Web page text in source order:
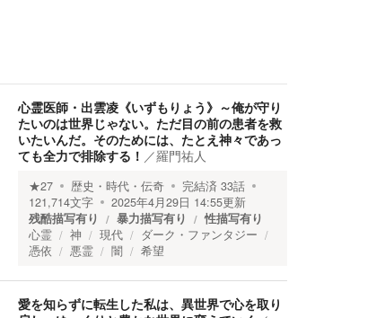
心霊医師・出雲凌《いずもりょう》～俺が守り
たいのは世界じゃない。ただ目の前の患者を救
いたいんだ。そのためには、たとえ神々であっ
ても全力で排除する！ ／羅門祐人
★27 歴史・時代・伝奇 完結済 33話
121,714文字 2025年4月29日 14:55更新
残酷描写有り
暴力描写有り
性描写有り
心霊
神 現代
ダーク・ファンタジー
憑依
悪霊 闇 希望
愛を知らずに転生した私は、異世界で心を取り